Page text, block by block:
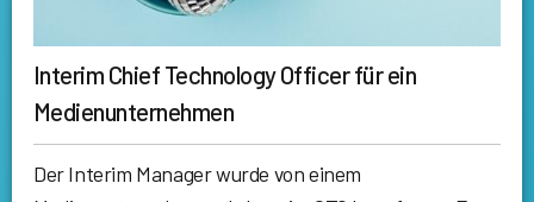
Interim Chief Technology Officer für ein
Medienunternehmen
Der Interim Manager wurde von einem